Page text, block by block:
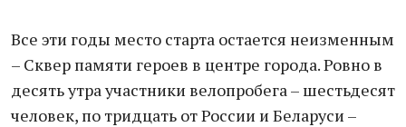
Все эти годы место старта остается неизменным
– Сквер памяти героев в центре города. Ровно в
десять утра участники велопробега – шестьдесят
человек, по тридцать от России и Беларуси –